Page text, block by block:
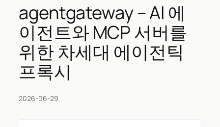
agentgateway – AI 에
이전트와 MCP 서버를
위한 차세대 에이전틱
프록시
2026-06-29